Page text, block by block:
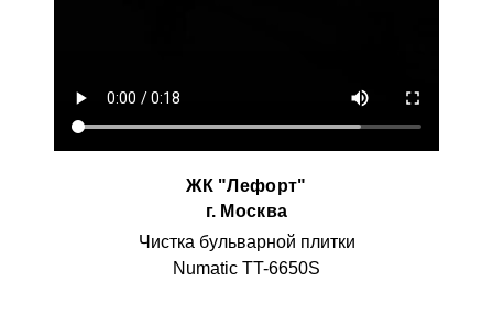
ЖК "Лефорт"
г. Москва
Чистка бульварной плитки
Numatic TT-6650S